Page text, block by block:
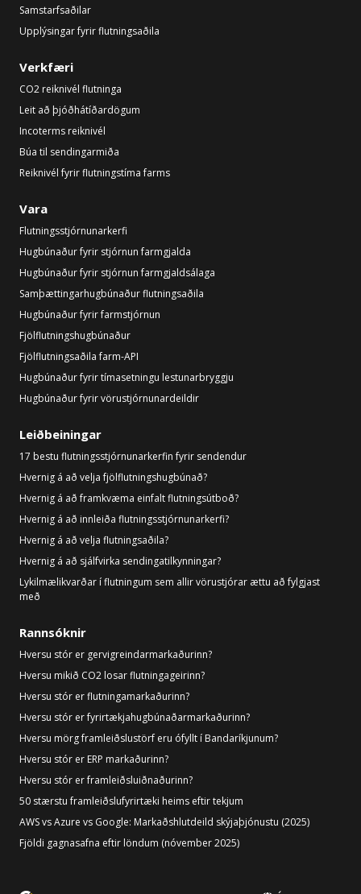
Samstarfsaðilar
Upplýsingar fyrir flutningsaðila
Verkfæri
CO2 reiknivél flutninga
Leit að þjóðhátíðardögum
Incoterms reiknivél
Búa til sendingarmiða
Reiknivél fyrir flutningstíma farms
Vara
Flutningsstjórnunarkerfi
Hugbúnaður fyrir stjórnun farmgjalda
Hugbúnaður fyrir stjórnun farmgjaldsálaga
Samþættingarhugbúnaður flutningsaðila
Hugbúnaður fyrir farmstjórnun
Fjölflutningshugbúnaður
Fjölflutningsaðila farm-API
Hugbúnaður fyrir tímasetningu lestunarbryggju
Hugbúnaður fyrir vörustjórnunardeildir
Leiðbeiningar
17 bestu flutningsstjórnunarkerfin fyrir sendendur
Hvernig á að velja fjölflutningshugbúnað?
Hvernig á að framkvæma einfalt flutningsútboð?
Hvernig á að innleiða flutningsstjórnunarkerfi?
Hvernig á að velja flutningsaðila?
Hvernig á að sjálfvirka sendingatilkynningar?
Lykilmælikvarðar í flutningum sem allir vörustjórar ættu að fylgjast
með
Rannsóknir
Hversu stór er gervigreindarmarkaðurinn?
Hversu mikið CO2 losar flutningageirinn?
Hversu stór er flutningamarkaðurinn?
Hversu stór er fyrirtækjahugbúnaðarmarkaðurinn?
Hversu mörg framleiðslustörf eru ófyllt í Bandaríkjunum?
Hversu stór er ERP markaðurinn?
Hversu stór er framleiðsluiðnaðurinn?
50 stærstu framleiðslufyrirtæki heims eftir tekjum
AWS vs Azure vs Google: Markaðshlutdeild skýjaþjónustu (2025)
Fjöldi gagnasafna eftir löndum (nóvember 2025)